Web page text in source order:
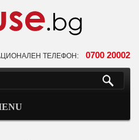
ТЕЛЕФОН: 0700 20002